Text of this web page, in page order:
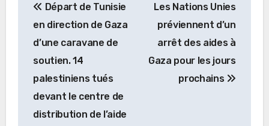
de
l’article
Départ de Tunisie
en direction de Gaza
d’une caravane de
soutien. 14
palestiniens tués
devant le centre de
distribution de l’aide
Les Nations Unies
préviennent d’un
arrêt des aides à
Gaza pour les jours
prochains